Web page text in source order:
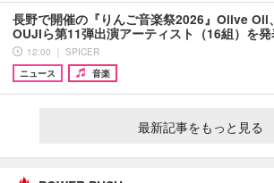
長野で開催の『りんご音楽祭2026』Olive Oil
OUJIら第11弾出演アーティスト（16組）を
12:00 ｜ SPICER
ニュース
音楽
最新記事をもっと見る